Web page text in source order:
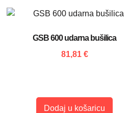
GSB 600 udarna bušilica
81,81 €
Dodaj u košaricu